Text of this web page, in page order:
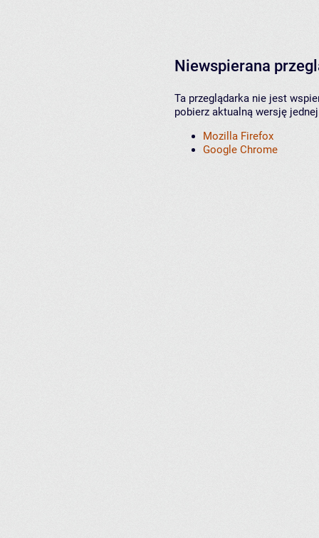
Niewspierana
Ta przeglądarka nie jest
pobierz aktualną wersję
Mozilla Firefox
Google Chrome